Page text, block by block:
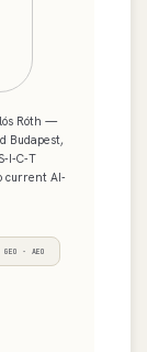
Róth —
Budapest,
I-C-T
current AI-
GEO · AEO